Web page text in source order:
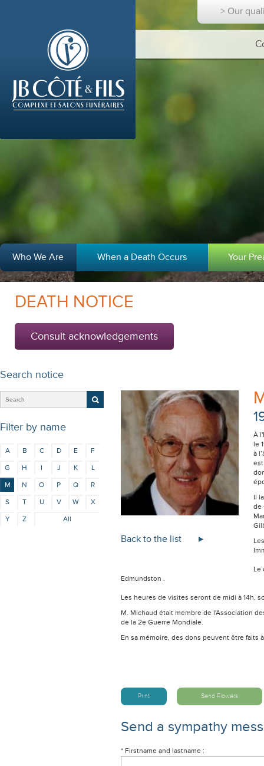
> Our
Who We Are When a Death Occurs Your
DEATH NOTICE
Consult acknowledgements
Search notice
Filter by name
A B C D E
F
G
H I J K
L
M
N O P Q
R
S
T U V W
X
Y
Z All
Back to the list
À
le
à
Il
de
Le
Edmundston .
Les heures de visites seront de midi à 14h,
M. Michaud était membre de l'Association
de la 2e Guerre Mondiale.
En sa mémoire, des dons peuvent être faits
Print Send Flowers
Send a sympathy
* Firstname and lastname :